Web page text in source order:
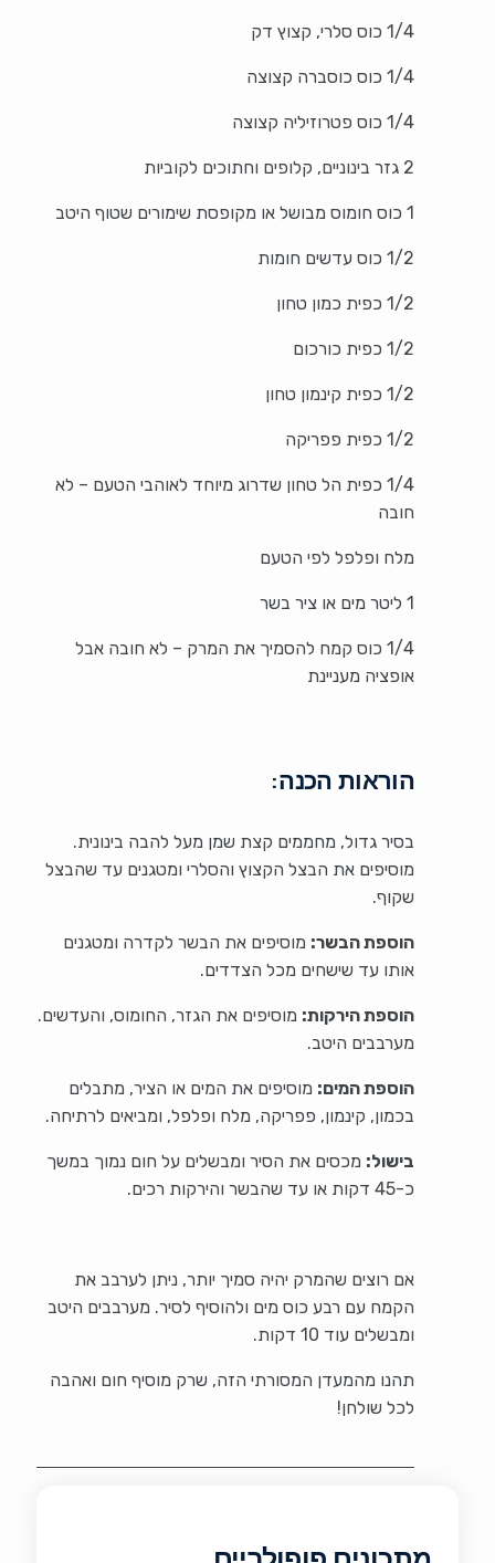
1/4 כוס סלרי, קצוץ דק
1/4 כוס כוסברה קצוצה
1/4 כוס פטרוזיליה קצוצה
2 גזר בינוניים, קלופים וחתוכים לקוביות
1 כוס חומוס מבושל או מקופסת שימורים שטוף היטב
1/2 כוס עדשים חומות
1/2 כפית כמון טחון
1/2 כפית כורכום
1/2 כפית קינמון טחון
1/2 כפית פפריקה
1/4 כפית הל טחון שדרוג מיוחד לאוהבי הטעם – לא
חובה
מלח ופלפל לפי הטעם
1 ליטר מים או ציר בשר
1/4 כוס קמח להסמיך את המרק – לא חובה אבל
אופציה מעניינת
הוראות הכנה:
בסיר גדול, מחממים קצת שמן מעל להבה בינונית.
מוסיפים את הבצל הקצוץ והסלרי ומטגנים עד שהבצל
שקוף.
הוספת הבשר: מוסיפים את הבשר לקדרה ומטגנים
אותו עד שישחים מכל הצדדים.
הוספת הירקות: מוסיפים את הגזר, החומוס, והעדשים.
מערבבים היטב.
הוספת המים: מוסיפים את המים או הציר, מתבלים
בכמון, קינמון, פפריקה, מלח ופלפל, ומביאים לרתיחה.
בישול: מכסים את הסיר ומבשלים על חום נמוך במשך
כ-45 דקות או עד שהבשר והירקות רכים.
אם רוצים שהמרק יהיה סמיך יותר, ניתן לערבב את
הקמח עם רבע כוס מים ולהוסיף לסיר. מערבבים היטב
ומבשלים עוד 10 דקות.
תהנו מהמעדן המסורתי הזה, שרק מוסיף חום ואהבה
לכל שולחן!